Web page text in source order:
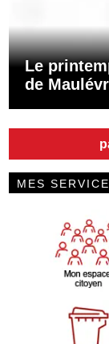
Le
de
MES